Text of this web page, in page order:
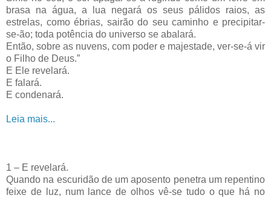
brasa na água, a lua negará os seus pálidos raios, as
estrelas, como ébrias, sairão do seu caminho e precipitar-
se-ão; toda potência do universo se abalará.
Então, sobre as nuvens, com poder e majestade, ver-se-á vir
o Filho de Deus.”
E Ele revelará.
E falará.
E condenará.
Leia mais...
1 – E revelará.
Quando na escuridão de um aposento penetra um repentino
feixe de luz, num lance de olhos vê-se tudo o que há no